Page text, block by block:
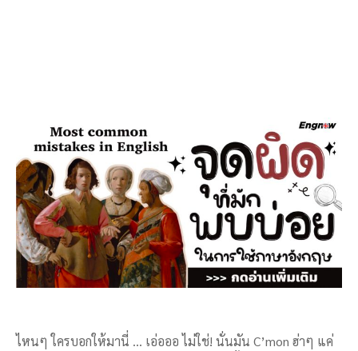
ไหนๆ ใครบอกให้มานี่ … เอ่อออ ไม่ใช่! นั่นมัน C’mon ฮ่าๆ แค่